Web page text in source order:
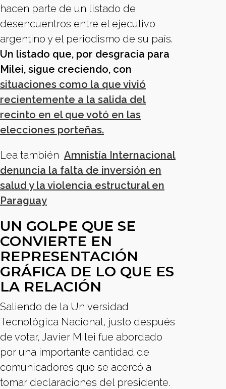
hacen parte de un listado de
desencuentros entre el ejecutivo
argentino y el periodismo de su país.
Un listado que, por desgracia para
Milei, sigue creciendo, con
situaciones como la que vivió
recientemente a la salida del
recinto en el que votó en las
elecciones porteñas.
Lea también Amnistía Internacional
denuncia la falta de inversión en
salud y la violencia estructural en
Paraguay
UN GOLPE QUE SE
CONVIERTE EN
REPRESENTACIÓN
GRÁFICA DE LO QUE ES
LA RELACIÓN
Saliendo de la Universidad
Tecnológica Nacional, justo después
de votar, Javier Milei fue abordado
por una importante cantidad de
comunicadores que se acercó a
tomar declaraciones del presidente.